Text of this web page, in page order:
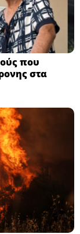
που
στα